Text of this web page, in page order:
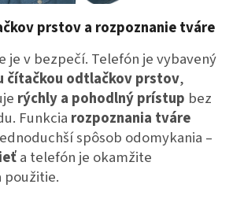
prstov a rozpoznanie tváre
je v bezpečí. Telefón je vybavený
čítačkou odtlačkov prstov,
rýchly a pohodlný prístup bez
Funkcia rozpoznania tváre
spôsob odomykania –
a telefón je okamžite
použitie.